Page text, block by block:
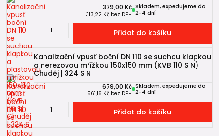
379,00 Kč
313,22 Kč bez DPH
Skladem, expedujeme do
2-4 dní
Přidat do košíku
Kanalizační vpusť boční DN 110 se suchou klapkou
a nerezovou mřížkou 150x150 mm (KVB 110 S N)
Chuděj | 324 S N
679,00 Kč
561,16 Kč bez DPH
Skladem, expedujeme do
2-4 dní
Přidat do košíku